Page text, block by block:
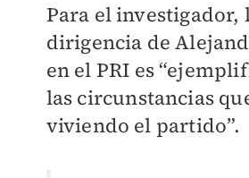
Para el investigador,
dirigencia de
en el PRI es
las circunstancias
viviendo el partido”.